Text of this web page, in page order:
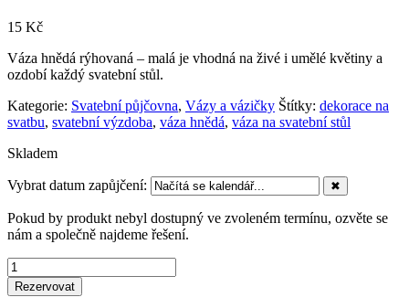
15 Kč
Váza hnědá rýhovaná – malá je vhodná na živé i umělé květiny a
ozdobí každý svatební stůl.
Kategorie: Svatební půjčovna, Vázy a vázičky Štítky: dekorace na
svatbu, svatební výzdoba, váza hnědá, váza na svatební stůl
Skladem
Vybrat datum zapůjčení: ✖
Pokud by produkt nebyl dostupný ve zvoleném termínu, ozvěte se
nám a společně najdeme řešení.
Váza
hnědá
rýhovaná
Rezervovat